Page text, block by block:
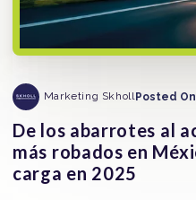
Marketing SkhollPosted
De los abarrotes al
más robados en
carga en 2025